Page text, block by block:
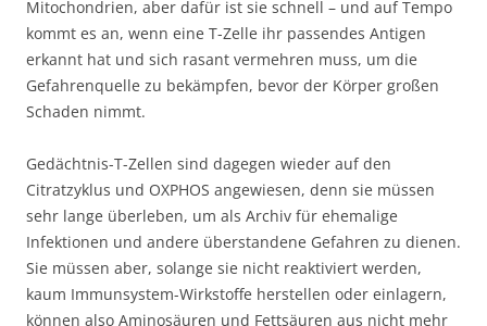
Mitochondrien, aber dafür ist sie schnell – und auf Tempo
kommt es an, wenn eine T-Zelle ihr passendes Antigen
erkannt hat und sich rasant vermehren muss, um die
Gefahrenquelle zu bekämpfen, bevor der Körper großen
Schaden nimmt.
Gedächtnis-T-Zellen sind dagegen wieder auf den
Citratzyklus und OXPHOS angewiesen, denn sie müssen
sehr lange überleben, um als Archiv für ehemalige
Infektionen und andere überstandene Gefahren zu dienen.
Sie müssen aber, solange sie nicht reaktiviert werden,
kaum Immunsystem-Wirkstoffe herstellen oder einlagern,
können also Aminosäuren und Fettsäuren aus nicht mehr